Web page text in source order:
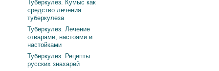
Туберкулез. Кумыс как
средство лечения
туберкулеза
Туберкулез. Лечение
отварами, настоями и
настойками
Туберкулез. Рецепты
русских знахарей